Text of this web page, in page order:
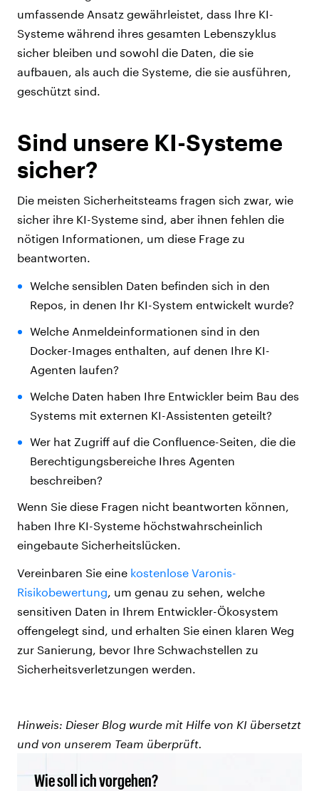
umfassende Ansatz gewährleistet, dass Ihre KI-
Systeme während ihres gesamten Lebenszyklus
sicher bleiben und sowohl die Daten, die sie
aufbauen, als auch die Systeme, die sie ausführen,
geschützt sind.
Sind unsere KI-Systeme
sicher?
Die meisten Sicherheitsteams fragen sich zwar, wie
sicher ihre KI-Systeme sind, aber ihnen fehlen die
nötigen Informationen, um diese Frage zu
beantworten.
Welche sensiblen Daten befinden sich in den
Repos, in denen Ihr KI-System entwickelt wurde?
Welche Anmeldeinformationen sind in den
Docker-Images enthalten, auf denen Ihre KI-
Agenten laufen?
Welche Daten haben Ihre Entwickler beim Bau des
Systems mit externen KI-Assistenten geteilt?
Wer hat Zugriff auf die Confluence-Seiten, die die
Berechtigungsbereiche Ihres Agenten
beschreiben?
Wenn Sie diese Fragen nicht beantworten können,
haben Ihre KI-Systeme höchstwahrscheinlich
eingebaute Sicherheitslücken.
Vereinbaren Sie eine kostenlose Varonis-
Risikobewertung, um genau zu sehen, welche
sensitiven Daten in Ihrem Entwickler-Ökosystem
offengelegt sind, und erhalten Sie einen klaren Weg
zur Sanierung, bevor Ihre Schwachstellen zu
Sicherheitsverletzungen werden.
Hinweis: Dieser Blog wurde mit Hilfe von KI übersetzt
und von unserem Team überprüft.
Wie soll ich vorgehen?